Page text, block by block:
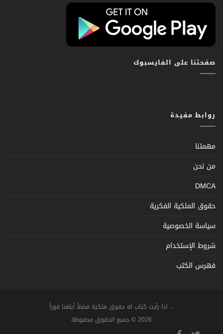
صفحتنا على الفايسبوك
روابط مفيدة
مهمتنا
من نحن
DMCA
حقوق الملكية الفكرية
سياسة الخصوصية
شروط الإستخدام
فهرس الكتب
... اذا رأيت كتاب له حقوق ملكية فضلاً أبلغنا فوراً
2026 © جميع الحقوق محفوظة